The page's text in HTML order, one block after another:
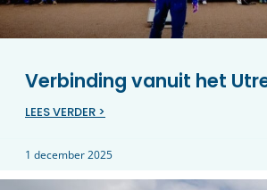
Verbinding vanuit het
LEES VERDER >
1 december 2025